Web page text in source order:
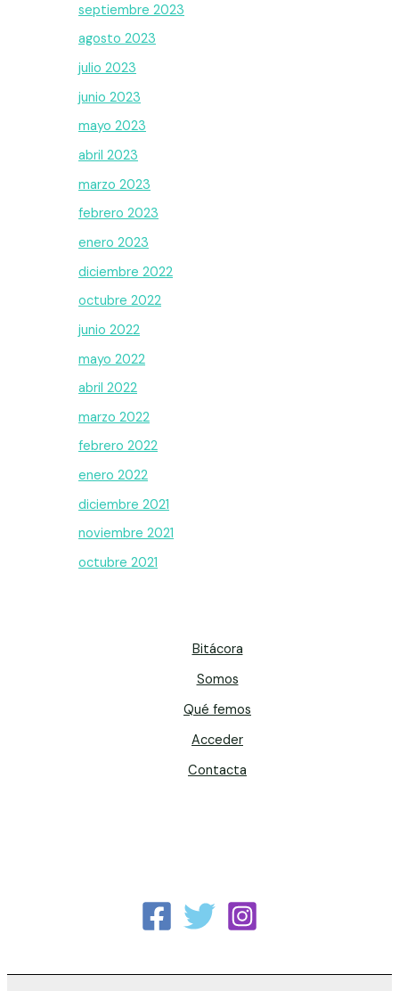
septiembre 2023
agosto 2023
julio 2023
junio 2023
mayo 2023
abril 2023
marzo 2023
febrero 2023
enero 2023
diciembre 2022
octubre 2022
junio 2022
mayo 2022
abril 2022
marzo 2022
febrero 2022
enero 2022
diciembre 2021
noviembre 2021
octubre 2021
Bitácora
Somos
Qué femos
Acceder
Contacta